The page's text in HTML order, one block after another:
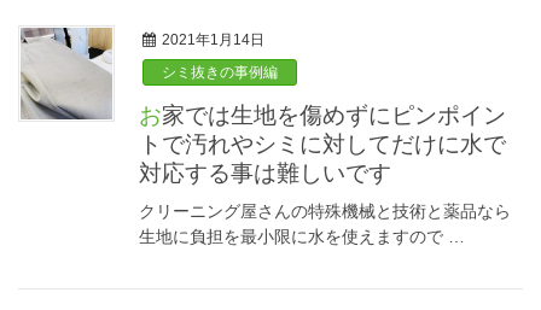
2021年1月14日
シミ抜きの事例編
お家では生地を傷めずにピンポイン
トで汚れやシミに対してだけに水で
対応する事は難しいです
クリーニング屋さんの特殊機械と技術と薬品なら
生地に負担を最小限に水を使えますので …